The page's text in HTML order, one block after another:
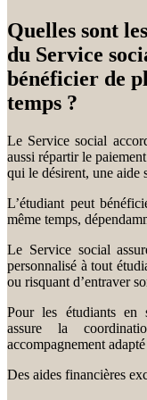
Quelles sont
du Service
bénéficier de
temps ?
Le Service social
aussi répartir le
qui le désirent, une aide
L’étudiant peut
même temps,
Le Service social
personnalisé à tout
ou risquant d’entraver
Pour les étudiants en
assure la
accompagnement
Des aides financières